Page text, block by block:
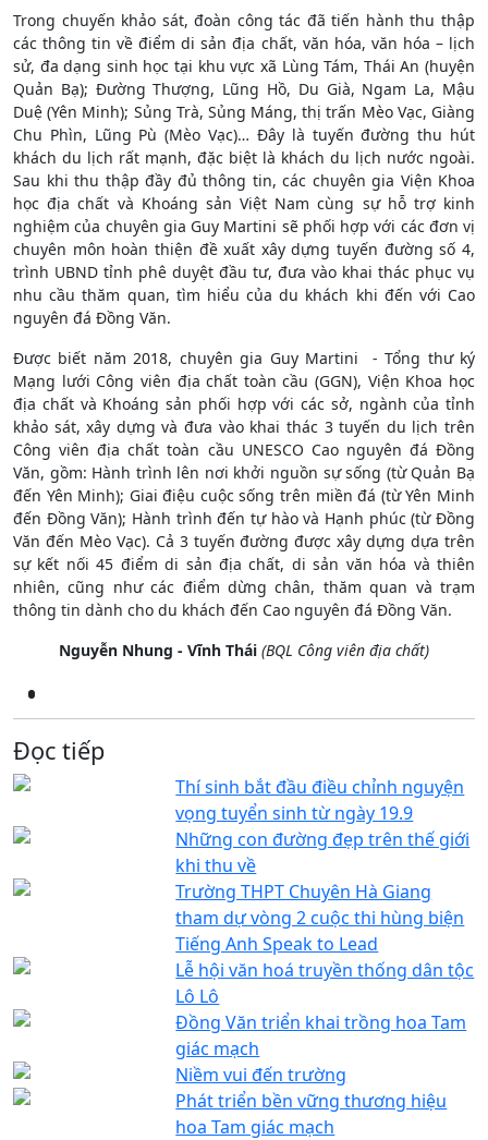
Trong chuyến khảo sát, đoàn công tác đã tiến hành thu thập
các thông tin về điểm di sản địa chất, văn hóa, văn hóa – lịch
sử, đa dạng sinh học tại khu vực xã Lùng Tám, Thái An (huyện
Quản Bạ); Đường Thượng, Lũng Hồ, Du Già, Ngam La, Mậu
Duệ (Yên Minh); Sủng Trà, Sủng Máng, thị trấn Mèo Vạc, Giàng
Chu Phìn, Lũng Pù (Mèo Vạc)… Đây là tuyến đường thu hút
khách du lịch rất mạnh, đặc biệt là khách du lịch nước ngoài.
Sau khi thu thập đầy đủ thông tin, các chuyên gia Viện Khoa
học địa chất và Khoáng sản Việt Nam cùng sự hỗ trợ kinh
nghiệm của chuyên gia Guy Martini sẽ phối hợp với các đơn vị
chuyên môn hoàn thiện đề xuất xây dựng tuyến đường số 4,
trình UBND tỉnh phê duyệt đầu tư, đưa vào khai thác phục vụ
nhu cầu thăm quan, tìm hiểu của du khách khi đến với Cao
nguyên đá Đồng Văn.
Được biết năm 2018, chuyên gia Guy Martini - Tổng thư ký
Mạng lưới Công viên địa chất toàn cầu (GGN), Viện Khoa học
địa chất và Khoáng sản phối hợp với các sở, ngành của tỉnh
khảo sát, xây dựng và đưa vào khai thác 3 tuyến du lịch trên
Công viên địa chất toàn cầu UNESCO Cao nguyên đá Đồng
Văn, gồm: Hành trình lên nơi khởi nguồn sự sống (từ Quản Bạ
đến Yên Minh); Giai điệu cuộc sống trên miền đá (từ Yên Minh
đến Đồng Văn); Hành trình đến tự hào và Hạnh phúc (từ Đồng
Văn đến Mèo Vạc). Cả 3 tuyến đường được xây dựng dựa trên
sự kết nối 45 điểm di sản địa chất, di sản văn hóa và thiên
nhiên, cũng như các điểm dừng chân, thăm quan và trạm
thông tin dành cho du khách đến Cao nguyên đá Đồng Văn.
Nguyễn Nhung - Vĩnh Thái (BQL Công viên địa chất)
Đọc tiếp
Thí sinh bắt đầu điều chỉnh nguyện
vọng tuyển sinh từ ngày 19.9
Những con đường đẹp trên thế giới
khi thu về
Trường THPT Chuyên Hà Giang
tham dự vòng 2 cuộc thi hùng biện
Tiếng Anh Speak to Lead
Lễ hội văn hoá truyền thống dân tộc
Lô Lô
Đồng Văn triển khai trồng hoa Tam
giác mạch
Niềm vui đến trường
Phát triển bền vững thương hiệu
hoa Tam giác mạch